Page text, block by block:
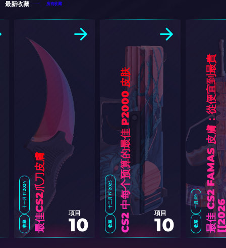
最新收藏 所有收藏
一月 09
收藏 最
佳
C
S
2
F
A
M
A
S
皮
膚
：
從
便
宜
到
最
貴
[
2
0
2
十二月 17 2025
收藏 CS2 中每个预算的最佳 P2000 皮肤 項目
10
十一月 11 2024
收藏 最佳CS2爪刀皮膚 項目
10